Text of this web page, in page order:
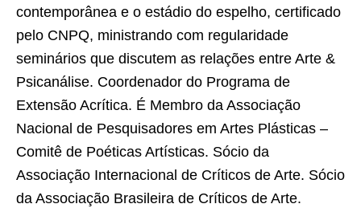
contemporânea e o estádio do espelho, certificado
pelo CNPQ, ministrando com regularidade
seminários que discutem as relações entre Arte &
Psicanálise. Coordenador do Programa de
Extensão Acrítica. É Membro da Associação
Nacional de Pesquisadores em Artes Plásticas –
Comitê de Poéticas Artísticas. Sócio da
Associação Internacional de Críticos de Arte. Sócio
da Associação Brasileira de Críticos de Arte.